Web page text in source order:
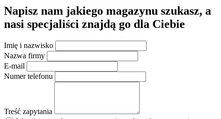
Napisz nam jakiego magazynu szukasz, a
nasi specjaliści znajdą go dla Ciebie
Imię i nazwisko
Nazwa firmy
E-mail
Numer telefonu
Treść zapytania